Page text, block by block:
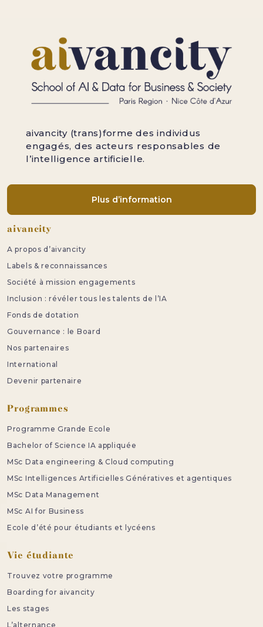
aivancity (trans)forme des individus
engagés, des acteurs responsables de
l’intelligence artificielle.
Plus d’information
Pied de page
aivancity
A propos d’aivancity
Labels & reconnaissances
Société à mission engagements
Inclusion : révéler tous les talents de l’IA
Fonds de dotation
Gouvernance : le Board
Nos partenaires
International
Devenir partenaire
Programmes
Programme Grande Ecole
Bachelor of Science IA appliquée
MSc Data engineering & Cloud computing
MSc Intelligences Artificielles Génératives et agentiques
MSc Data Management
MSc AI for Business
Ecole d’été pour étudiants et lycéens
Vie étudiante
Trouvez votre programme
Boarding for aivancity
Les stages
L’alternance